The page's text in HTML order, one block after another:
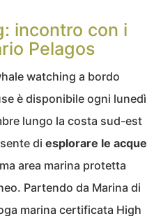
incontro con i
Pelagos
watching a bordo
è disponibile ogni lunedì
lungo la costa sud-est
di esplorare le acque
area marina protetta
Partendo da Marina di
marina certificata High